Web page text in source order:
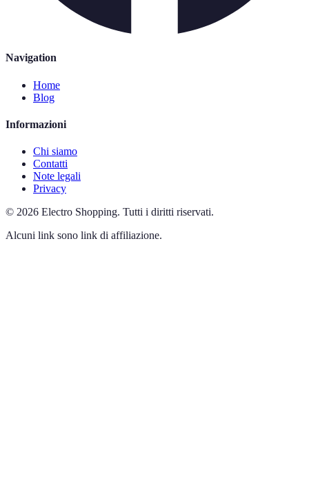
Navigation
Home
Blog
Informazioni
Chi siamo
Contatti
Note legali
Privacy
© 2026 Electro Shopping. Tutti i diritti riservati.
Alcuni link sono link di affiliazione.